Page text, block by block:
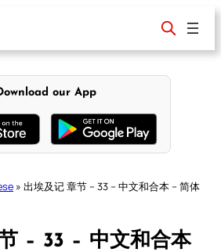
our App
» 出埃及记 章节 – 33 – 中文和合本 – 简体
– 33 – 中文和合本